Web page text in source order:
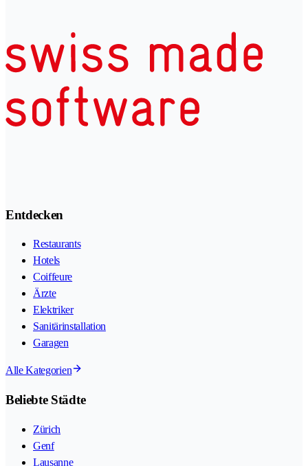
Entdecken
Restaurants
Hotels
Coiffeure
Ärzte
Elektriker
Sanitärinstallation
Garagen
Alle Kategorien
Beliebte Städte
Zürich
Genf
Lausanne